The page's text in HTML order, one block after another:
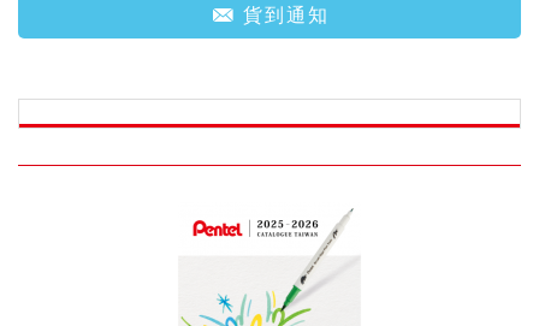
貨到通知